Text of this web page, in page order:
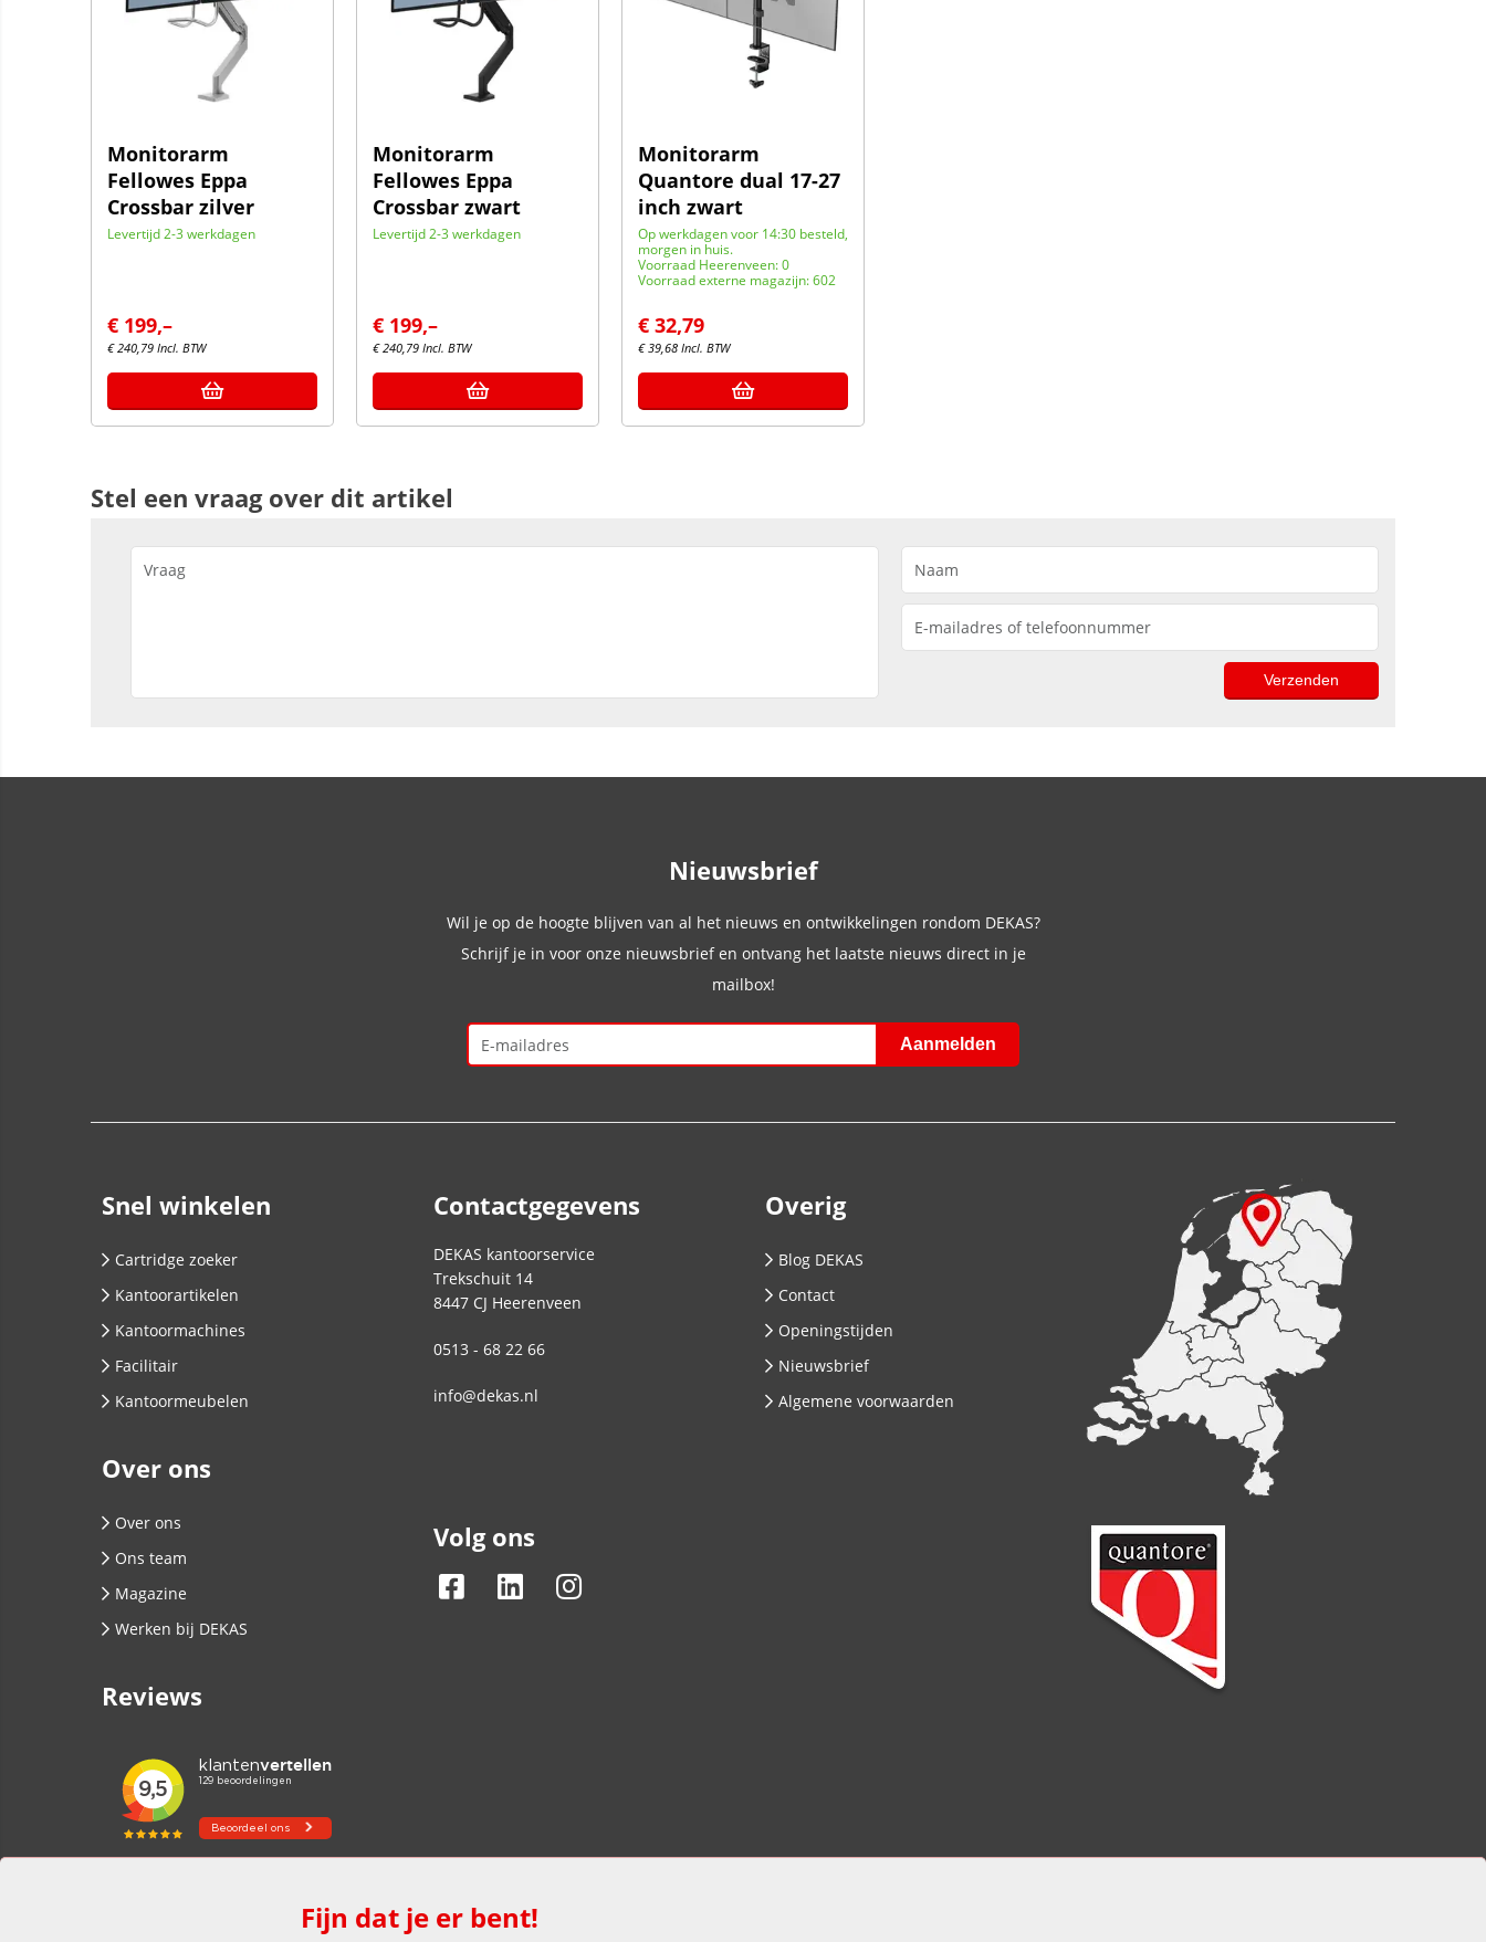
Monitorarm
Fellowes Eppa
Crossbar zilver
Levertijd 2-3 werkdagen
€ 199,–
€240,79 Incl. BTW
Monitorarm
Fellowes Eppa
Crossbar zwart
Levertijd 2-3 werkdagen
€ 199,–
€240,79 Incl. BTW
Monitorarm
Quantore dual 17-27
inch zwart
Op werkdagen voor 14:30 besteld,
morgen in huis.
Voorraad Heerenveen: 0
Voorraad externe magazijn: 602
€ 32,79
€39,68 Incl. BTW
Stel een vraag over dit artikel
Nieuwsbrief
Wil je op de hoogte blijven van al het nieuws en ontwikkelingen rondom DEKAS?
Schrijf je in voor onze nieuwsbrief en ontvang het laatste nieuws direct in je
mailbox!
Snel winkelen
Cartridge zoeker
Kantoorartikelen
Kantoormachines
Facilitair
Kantoormeubelen
Over ons
Over ons
Ons team
Magazine
Werken bij DEKAS
Reviews
Contactgegevens
DEKAS kantoorservice
Trekschuit 14
8447 CJ Heerenveen
0513 - 68 22 66
info@dekas.nl
Volg ons
Overig
Blog DEKAS
Contact
Openingstijden
Nieuwsbrief
Algemene voorwaarden
Fijn dat je er bent!